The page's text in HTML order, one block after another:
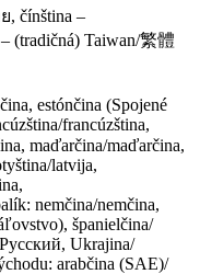
, čínština –
(tradičná) Taiwan/繁體
estónčina (Spojené
francúzština,
latvija,
nemčina/nemčina,
španielčina/
Ukrajina/
arabčina (SAE)/